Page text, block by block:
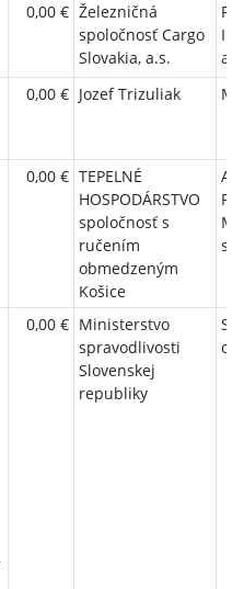
0,00 € Železničná
spoločnosť Cargo
Slovakia, a.s.
0,00 € Jozef Trizuliak
0,00 € TEPELNÉ
HOSPODÁRSTVO
spoločnosť s
ručením
obmedzeným
Košice
s.
0,00 € Ministerstvo
spravodlivosti
Slovenskej
republiky
o.